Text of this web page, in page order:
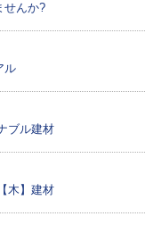
せんか?
ル
ブル建材
木】建材